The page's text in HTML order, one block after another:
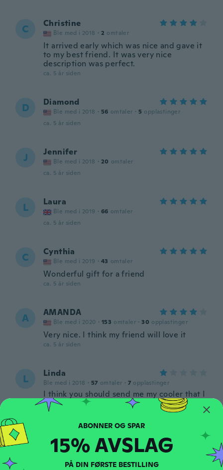
C Christine
Ble med i 2018 · 2 omtaler
It arrived early which was nice and gave it
to my best friend. It was very nice
description was perfect.
ca. 5 år siden
D Diamond
Ble med i 2018 · 56 omtaler · 5 opplastinger
ca. 5 år siden
J Jennifer
Ble med i 2018 · 20 omtaler
ca. 5 år siden
L Laura
Ble med i 2019 · 66 omtaler
ca. 5 år siden
C Cynthia
Ble med i 2019 · 43 omtaler
Wonderful gift for a friend
ca. 5 år siden
A AMANDA
Ble med i 2020 · 153 omtaler · 30 opplastinger
Very nice. I think my friend will love it
ca. 5 år siden
L Linda
Ble med i 2018 · 57 omtaler · 7 opplastinger
I think you should send me my cooler that I
wanted for all that trouble for free
ca. 5 år siden
M Margherita
Ble med i 2018 · 25 omtaler · 13 opplastinger
ca. 5 år siden
15% AVSLAG
PÅ DIN FØRSTE BESTILLING